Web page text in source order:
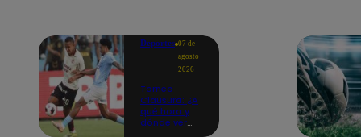
Deportes 07 de
agosto
2026
Torneo
Clausura: ¿A
qué hora y
dónde ver